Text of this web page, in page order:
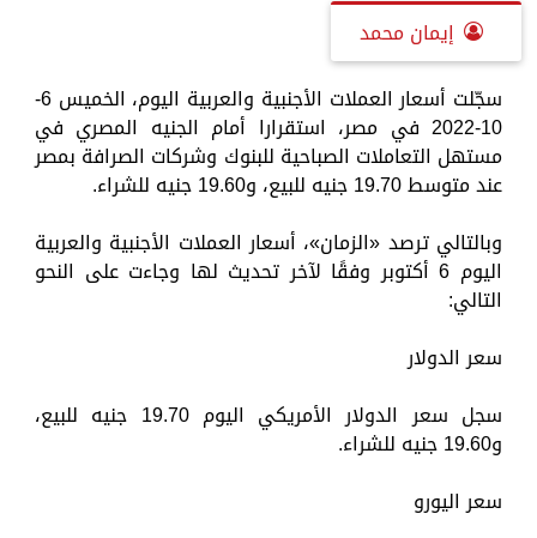
إيمان محمد
سجّلت أسعار العملات الأجنبية والعربية اليوم، الخميس 6-
10-2022 في مصر، استقرارا أمام الجنيه المصري في
مستهل التعاملات الصباحية للبنوك وشركات الصرافة بمصر
عند متوسط 19.70 جنيه للبيع، و19.60 جنيه للشراء.
وبالتالي ترصد «الزمان»، أسعار العملات الأجنبية والعربية
اليوم 6 أكتوبر وفقًا لآخر تحديث لها وجاءت على النحو
التالي:
سعر الدولار
سجل سعر الدولار الأمريكي اليوم 19.70 جنيه للبيع،
و19.60 جنيه للشراء.
سعر اليورو